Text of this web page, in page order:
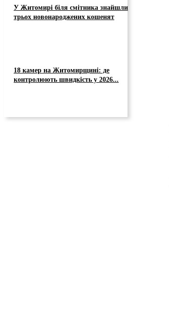
У Житомирі біля смітника знайшли
трьох новонароджених кошенят
18 камер на Житомирщині: де
контролюють швидкість у 2026...